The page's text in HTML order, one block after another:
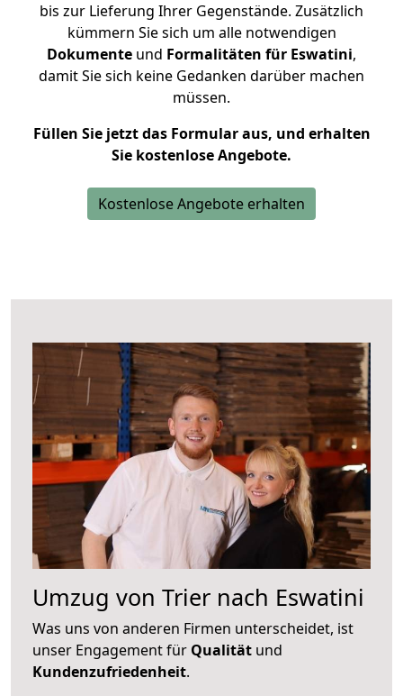
bis zur Lieferung Ihrer Gegenstände. Zusätzlich
kümmern Sie sich um alle notwendigen
Dokumente und Formalitäten für Eswatini,
damit Sie sich keine Gedanken darüber machen
müssen.
Füllen Sie jetzt das Formular aus, und erhalten
Sie kostenlose Angebote.
Kostenlose Angebote erhalten
Umzug von Trier nach Eswatini
Was uns von anderen Firmen unterscheidet, ist
unser Engagement für Qualität und
Kundenzufriedenheit.